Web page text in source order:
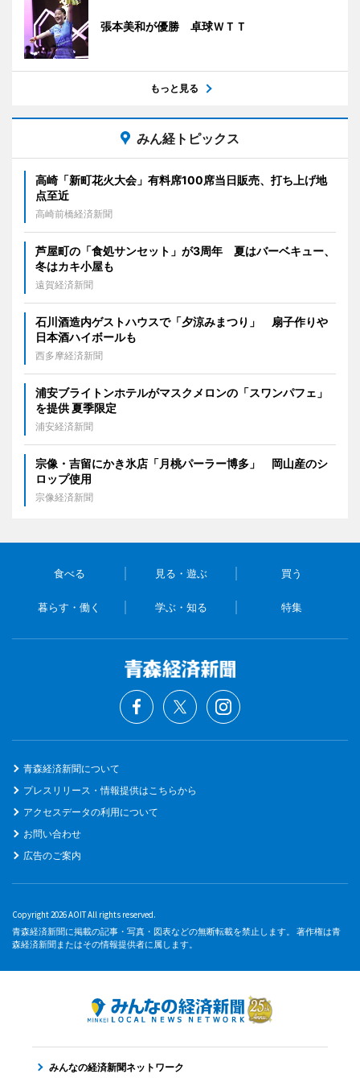
張本美和が優勝 卓球ＷＴＴ
もっと見る
みん経トピックス
高崎「新町花火大会」有料席100席当日販売、打ち上げ地
点至近
高崎前橋経済新聞
芦屋町の「食処サンセット」が3周年 夏はバーベキュー、
冬はカキ小屋も
遠賀経済新聞
石川酒造内ゲストハウスで「夕涼みまつり」 扇子作りや
日本酒ハイボールも
西多摩経済新聞
浦安ブライトンホテルがマスクメロンの「スワンパフェ」
を提供 夏季限定
浦安経済新聞
宗像・吉留にかき氷店「月桃パーラー博多」 岡山産のシ
ロップ使用
宗像経済新聞
食べる 見る・遊ぶ 買う
暮らす・働く 学ぶ・知る 特集
青森経済新聞について
プレスリリース・情報提供はこちらから
アクセスデータの利用について
お問い合わせ
広告のご案内
Copyright 2026 AOIT All rights reserved.
青森経済新聞に掲載の記事・写真・図表などの無断転載を禁止します。 著作権は青
森経済新聞またはその情報提供者に属します。
みんなの経済新聞ネットワーク